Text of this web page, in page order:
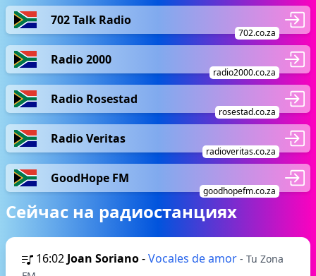
702 Talk Radio
702.co.za
Radio 2000
radio2000.co.za
Radio Rosestad
rosestad.co.za
Radio Veritas
radioveritas.co.za
GoodHope FM
goodhopefm.co.za
Сейчас на радиостанциях
16:02 Joan Soriano-Vocales de amor - Tu Zona